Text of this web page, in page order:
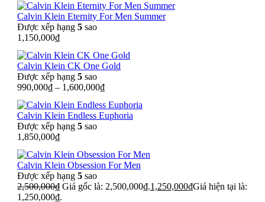
Calvin Klein Eternity For Men Summer
Được xếp hạng 5 sao
1,150,000₫
Calvin Klein CK One Gold
Được xếp hạng 5 sao
990,000₫ – 1,600,000₫
Calvin Klein Endless Euphoria
Được xếp hạng 5 sao
1,850,000₫
Calvin Klein Obsession For Men
Được xếp hạng 5 sao
2,500,000₫ Giá gốc là: 2,500,000₫.1,250,000₫Giá hiện tại là:
1,250,000₫.